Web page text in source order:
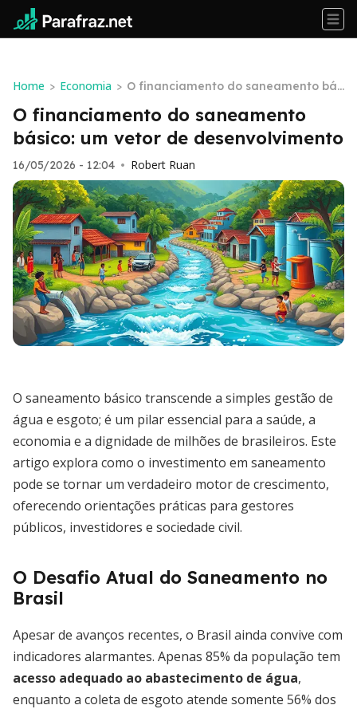
Home > Economia > O financiamento do saneamento bás
ico: um vetor de desenvolvimento
O financiamento do saneamento
básico: um vetor de desenvolvimento
16/05/2026 - 12:04 • Robert Ruan
O saneamento básico transcende a simples gestão de
água e esgoto; é um pilar essencial para a saúde, a
economia e a dignidade de milhões de brasileiros. Este
artigo explora como o investimento em saneamento
pode se tornar um verdadeiro motor de crescimento,
oferecendo orientações práticas para gestores
públicos, investidores e sociedade civil.
O Desafio Atual do Saneamento no
Brasil
Apesar de avanços recentes, o Brasil ainda convive com
indicadores alarmantes. Apenas 85% da população tem
acesso adequado ao abastecimento de água,
enquanto a coleta de esgoto atende somente 56% dos